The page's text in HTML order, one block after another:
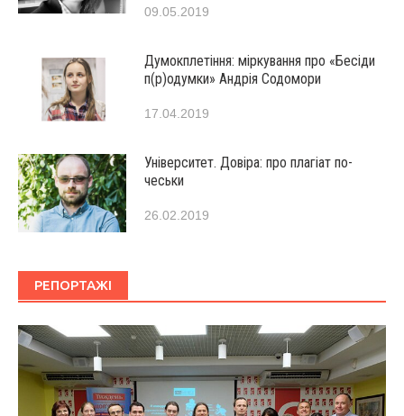
09.05.2019
Думокплетіння: міркування про «Бесіди
п(р)одумки» Андрія Содомори
17.04.2019
Університет. Довіра: про плагіат по-
чеськи
26.02.2019
РЕПОРТАЖІ